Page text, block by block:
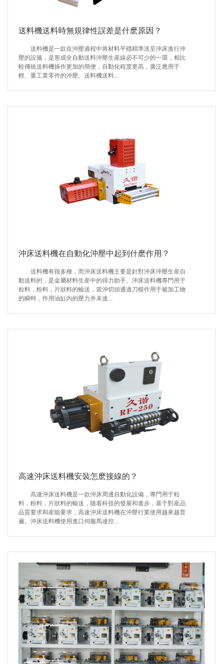
送料機送料時無規律性誤差是什麽原因？
送料機是一款在沖壓過程中将材料平穩精準送至沖床進行沖
壓的設備，是形成全自動送料沖壓生産線必不可少的一環，相比
較傳統送料機操作更加的簡便，自動化程度更高，廣泛應用于
輕、重工業零件的沖壓。送料機送料...
沖床送料機在自動化沖壓中起到什麽作用？
送料機有很多種，而沖床送料機主要是針對沖床沖壓生産自
動送料的，是金屬材料生産中的得力助手。沖床送料機專門用于
粒料，粉料，片狀料的輸送，當沖切頭通過刀模作用于被加工物
的瞬時，作用油缸内的壓力并未達...
高速沖床送料機安裝怎麽接線的？
高速沖床送料機是一款沖床周邊自動化設備，專門用于粒
料，粉料，片狀料的輸送，随着科技的發展和進步，基于對産品
品質要求和産能要求，高速沖床送料機在沖壓行業使用越來越普
遍。沖床送料機使用進口伺服馬達控...